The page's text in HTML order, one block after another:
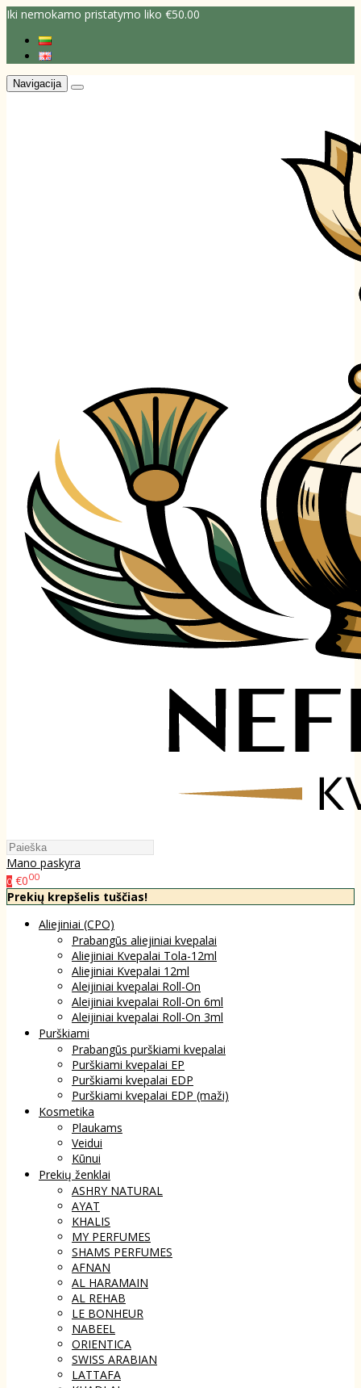
Iki nemokamo pristatymo liko €50.00
Navigacija
Mano paskyra
0 €000
Prekių krepšelis tuščias!
Aliejiniai (CPO)
Prabangūs aliejiniai kvepalai
Aliejiniai Kvepalai Tola-12ml
Aliejiniai Kvepalai 12ml
Aleijiniai kvepalai Roll-On
Aleijiniai kvepalai Roll-On 6ml
Aleijiniai kvepalai Roll-On 3ml
Purškiami
Prabangūs purškiami kvepalai
Purškiami kvepalai EP
Purškiami kvepalai EDP
Purškiami kvepalai EDP (maži)
Kosmetika
Plaukams
Veidui
Kūnui
Prekių ženklai
ASHRY NATURAL
AYAT
KHALIS
MY PERFUMES
SHAMS PERFUMES
AFNAN
AL HARAMAIN
AL REHAB
LE BONHEUR
NABEEL
ORIENTICA
SWISS ARABIAN
LATTAFA